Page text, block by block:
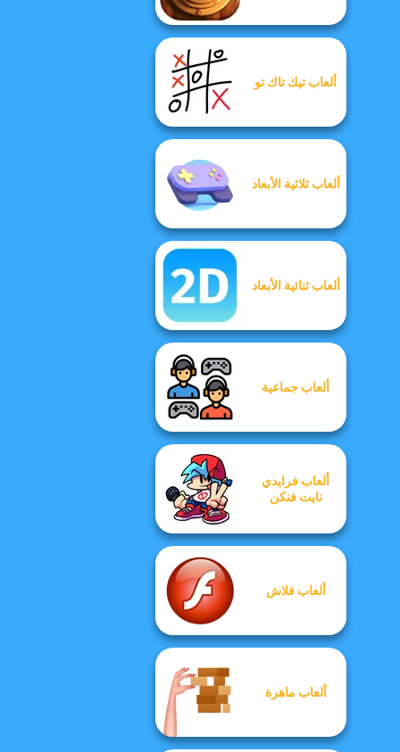
ألعاب تيك تاك تو
ألعاب ثلاثية الأبعاد
ألعاب ثنائية الأبعاد
ألعاب جماعية
ألعاب فرايدي
نايت فنكن
ألعاب فلاش
ألعاب ماهرة